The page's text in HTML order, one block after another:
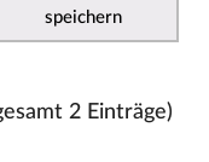
speichern
2 Einträge)